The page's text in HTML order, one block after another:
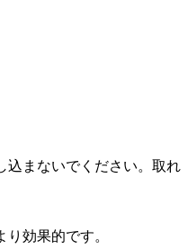
込まないでください。取れ
効果的です。